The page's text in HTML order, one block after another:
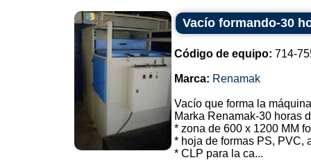
Vacío formando-30
Código de equipo: 714-
Marca: Renamak
Vacío que forma la
Marka Renamak-30 horas
* zona de 600 x 1200 MM
* hoja de formas PS, PVC,
* CLP para la ca...